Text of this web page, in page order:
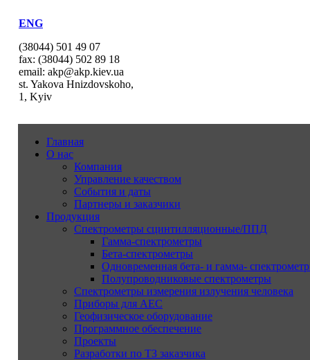
ENG
(38044) 501 49 07
fax: (38044) 502 89 18
email: akp@akp.kiev.ua
st. Yakova Hnizdovskoho,
1, Kyiv
Главная
О нас
Компания
Управление качеством
События и даты
Партнеры и заказчики
Продукция
Спектрометры сцинтилляционные/ППД
Гамма-спектрометры
Бета-спектрометры
Одновременная бета- и гамма-
Полупроводниковые спектрометры
Спектрометры измерения излучения человека
Приборы для АЕС
Геофизическое оборудование
Программное обеспечение
Проекты
Разработки по ТЗ заказчика